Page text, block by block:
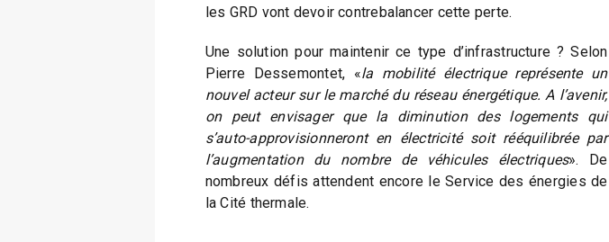
les GRD vont devoir contrebalancer cette perte.
Une solution pour maintenir ce type d’infrastructure ? Selon
Pierre Dessemontet, «la mobilité électrique représente un
nouvel acteur sur le marché du réseau énergétique. A l’avenir,
on peut envisager que la diminution des logements qui
s’auto-approvisionneront en électricité soit rééquilibrée par
l’augmentation du nombre de véhicules électriques». De
nombreux défis attendent encore le Service des énergies de
la Cité thermale.